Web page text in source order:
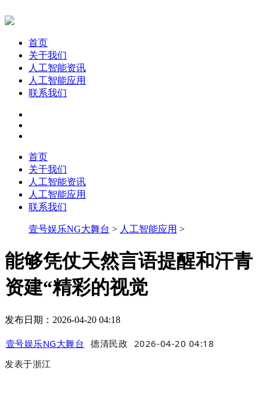
首页
关于我们
人工智能资讯
人工智能应用
联系我们
首页
关于我们
人工智能资讯
人工智能应用
联系我们
壹号娱乐NG大舞台 > 人工智能应用 >
能够凭仗天然言语提醒和汗青
资建“精彩的视觉
发布日期：2026-04-20 04:18
壹号娱乐NG大舞台 德清民政 2026-04-20 04:18
发表于浙江